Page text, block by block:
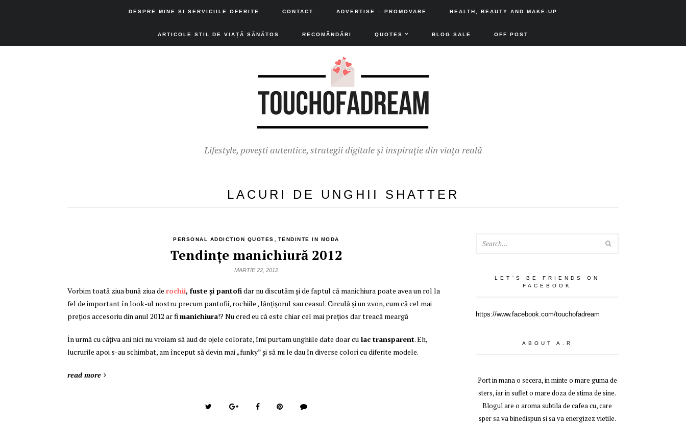
DESPRE MINE ȘI SERVICIILE OFERITE CONTACT ADVERTISE – PROMOVARE HEALTH, BEAUTY AND MAKE-UP
ARTICOLE STIL DE VIAȚĂ SĂNĂTOS RECOMĂNDĂRI QUOTES BLOG SALE OFF POST
Lifestyle, povești autentice, strategii digitale și inspirație din viața reală
LACURI DE UNGHII SHATTER
PERSONAL ADDICTION QUOTES TENDINTE IN MODA
Tendinţe manichiură 2012
MARTIE 22, 2012
Vorbim toată ziua bună ziua de rochii, fuste și pantofidar nu discutăm și de faptul că manichiura poate avea un rol la
fel de important în look-ul nostru precum pantofii, rochiile , lănțișorul sau ceasul. Circulă și un zvon, cum că cel mai
prețios accesoriu din anul 2012 ar fimanichiura!? Nu cred eu că este chiar cel mai prețios dar treacă meargă
În urmă cu câţiva ani nici nu vroiam să aud de ojele colorate, îmi purtam unghiile date doar cu lac transparent. Eh,
lucrurile apoi s-au schimbat, am început să devin mai „funky” și să mi le dau în diverse colori cu diferite modele.
read more
LET`S BE FRIENDS ON
FACEBOOK
https://www.facebook.com/touchofadream
ABOUT A.R
Port in mana o secera, in minte o mare guma de
sters, iar in suflet o mare doza de stima de sine.
Blogul are o aroma subtila de cafea cu, care
sper sa va binedispun si sa va energizez vietile.